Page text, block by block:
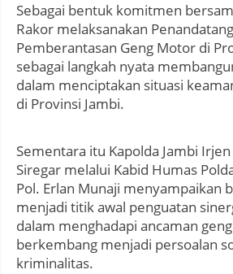
Sebagai bentuk komitmen
Rakor melaksanakan
Pemberantasan Geng Motor di
sebagai langkah nyata
dalam menciptakan situasi
di Provinsi Jambi.
Sementara itu Kapolda Jambi
Siregar melalui Kabid Humas
Pol. Erlan Munaji menyampaikan
menjadi titik awal penguatan
dalam menghadapi ancaman
berkembang menjadi persoalan
kriminalitas.